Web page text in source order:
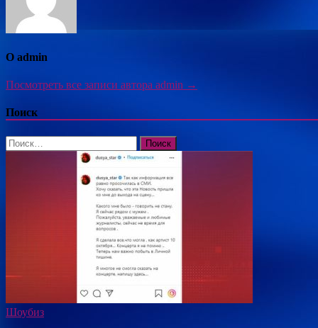
О admin
Посмотреть все записи автора admin →
Поиск
Найти:
Шоубиз